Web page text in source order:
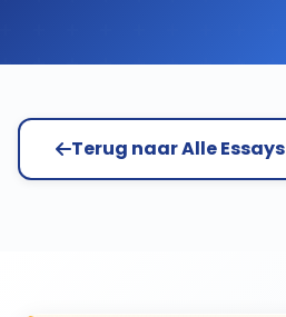
Terug naar Alle Essays